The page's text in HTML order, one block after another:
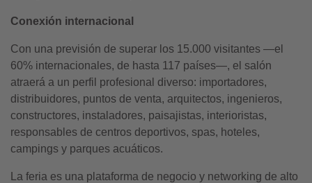
Conexión internacional
Con una previsión de superar los 15.000 visitantes —el
60% internacionales, de hasta 117 países—, el salón
atraerá a un perfil profesional diverso: importadores,
distribuidores, puntos de venta, arquitectos, ingenieros,
constructores, instaladores, paisajistas, interioristas,
responsables de centros deportivos, spas, hoteles,
campings y parques acuáticos.
La feria es una plataforma de negocio y networking de alto